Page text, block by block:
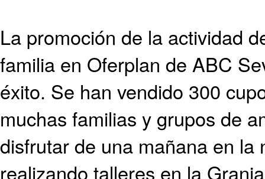
La promoción de la actividad
familia en Oferplan de ABC
éxito. Se han vendido 300
muchas familias y grupos de
disfrutar de una mañana en la
realizando talleres en la